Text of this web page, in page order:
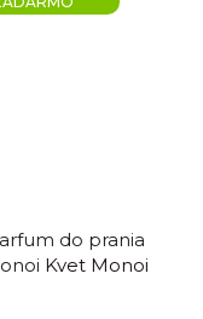
do prania
Kvet Monoi